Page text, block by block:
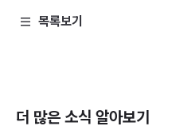
목록보기
더 많은 소식 알아보기